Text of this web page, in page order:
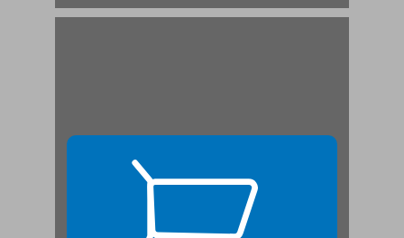
משפטים שמניים בעבר | קופסה לשונית ... 28